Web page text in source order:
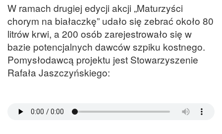
W ramach drugiej edycji akcji „Maturzyści
chorym na białaczkę” udało się zebrać około 80
litrów krwi, a 200 osób zarejestrowało się w
bazie potencjalnych dawców szpiku kostnego.
Pomysłodawcą projektu jest Stowarzyszenie
Rafała Jaszczyńskiego: